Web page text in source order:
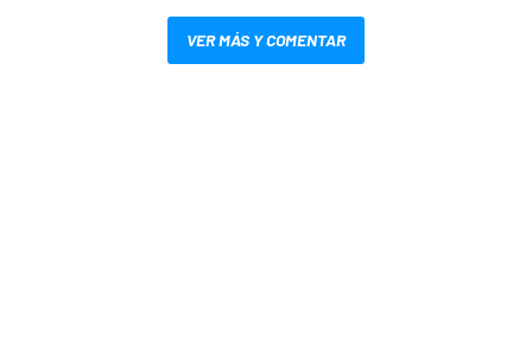
VER MÁS Y COMENTAR